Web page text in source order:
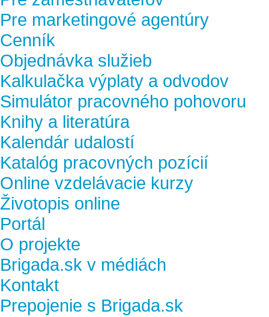
Pre marketingové agentúry
Cenník
Objednávka služieb
Kalkulačka výplaty a odvodov
Simulátor pracovného pohovoru
Knihy a literatúra
Kalendár udalostí
Katalóg pracovných pozícií
Online vzdelávacie kurzy
Životopis online
Portál
O projekte
Brigada.sk v médiách
Kontakt
Prepojenie s Brigada.sk